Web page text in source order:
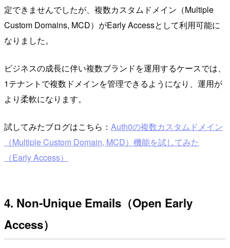
定できませんでしたが、複数カスタムドメイン（Multiple
Custom Domains, MCD）がEarly Accessとして利用可能に
なりました。
ビジネスの成長に伴い複数ブランドを運用するケースでは、
1テナントで複数ドメインを管理できるようになり、運用が
より柔軟になります。
試してみたブログはこちら： Auth0の複数カスタムドメイン
（Multiple Custom Domain, MCD）機能を試してみた
（Early Access）
4. Non-Unique Emails（Open Early
Access）